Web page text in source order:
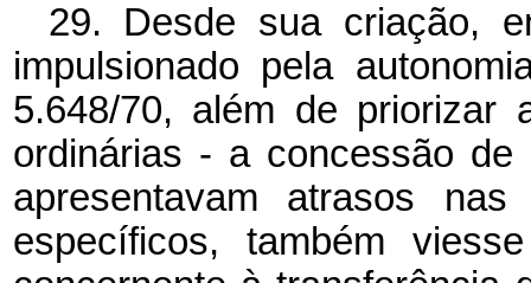
29. Desde sua criação,
impulsionado pela
5.648/70, além de priorizar
ordinárias - a concessão
apresentavam atrasos
específicos, também